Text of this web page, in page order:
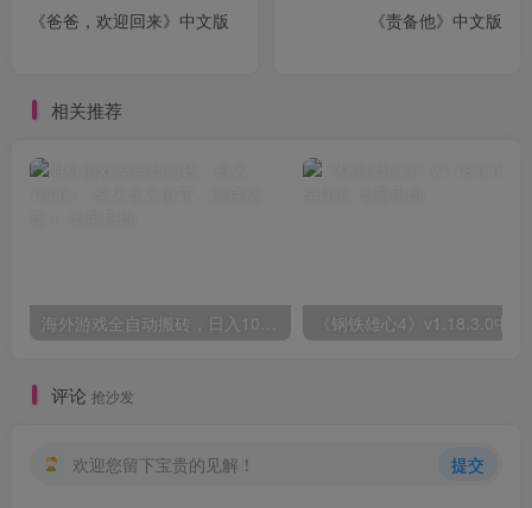
《爸爸，欢迎回来》中文版
《责备他》中文版
相关推荐
海外游戏全自动搬砖，日入1000+，全天无人值守，绿色稳定！
评论 抢沙发
欢迎您留下宝贵的见解！ 提交